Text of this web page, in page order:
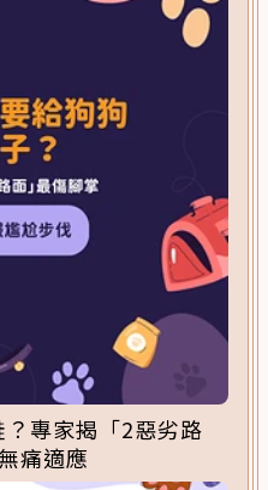
專家揭「2惡劣路
痛適應